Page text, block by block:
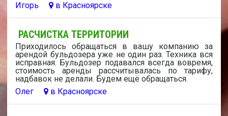
Игорь
в Красноярске
РАСЧИСТКА ТЕРРИТОРИИ
Приходилось обращаться в вашу компанию за
арендой бульдозера уже не один раз. Техника вся
исправная. Бульдозер подавался всегда вовремя,
стоимость аренды рассчитывалась по тарифу,
надбавок не делали. Будем ещё обращаться.
Олег
в Красноярске